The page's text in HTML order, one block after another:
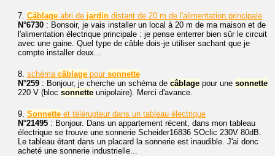
7. Câblage abri de jardin distant de 20 m de l'alimentation principale
N°6730 : Bonsoir, je vais installer un local à 20 m de ma maison et de
l'alimentation électrique principale : je pense enterrer bien sûr le circuit
avec une gaine. Quel type de câble dois-je utiliser sachant que je
compte installer deux...
8. schéma câblage pour sonnette
N°259 : Bonjour, je cherche un schéma de câblage pour une sonnette
220 V (bloc sonnette unipolaire). Merci d'avance.
9. Sonnette et télérupteur dans un tableau électrique
N°21495 : Bonjour. Dans un appartement récent, dans mon tableau
électrique se trouve une sonnerie Scheider16836 SOclic 230V 80dB.
Le tableau étant dans un placard la sonnerie est inaudible. J'ai donc
acheté une sonnerie industrielle...